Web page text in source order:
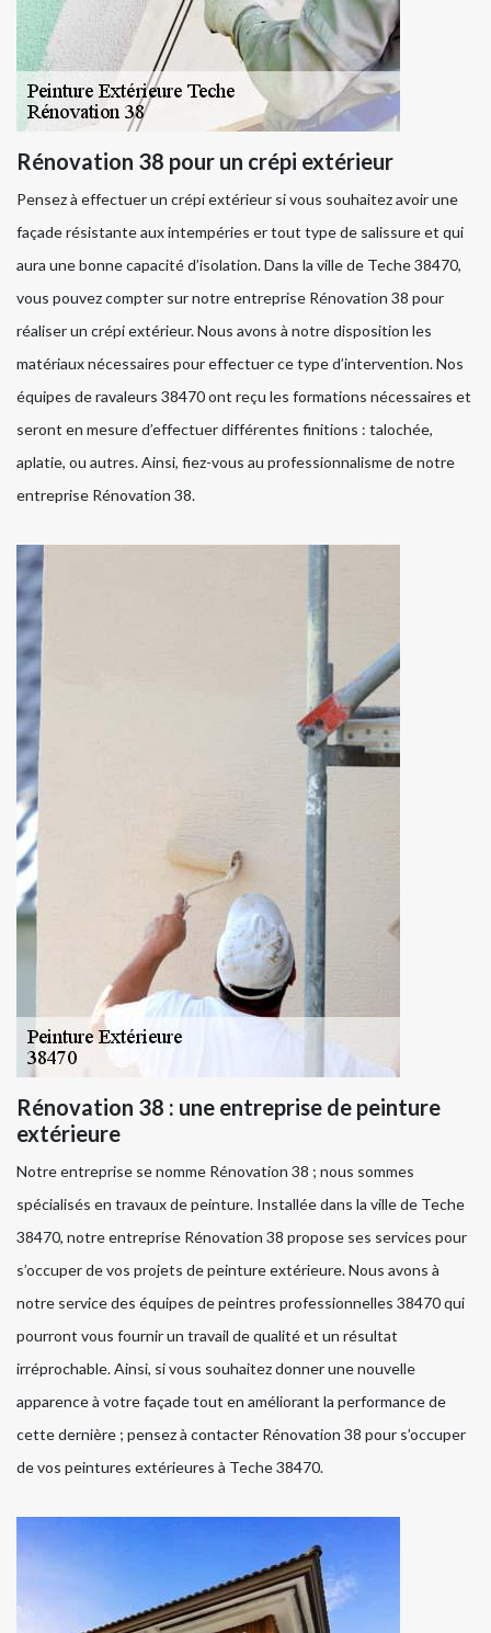
Rénovation 38 pour un crépi extérieur
Pensez à effectuer un crépi extérieur si vous souhaitez avoir une
façade résistante aux intempéries er tout type de salissure et qui
aura une bonne capacité d’isolation. Dans la ville de Teche 38470,
vous pouvez compter sur notre entreprise Rénovation 38 pour
réaliser un crépi extérieur. Nous avons à notre disposition les
matériaux nécessaires pour effectuer ce type d’intervention. Nos
équipes de ravaleurs 38470 ont reçu les formations nécessaires et
seront en mesure d’effectuer différentes finitions : talochée,
aplatie, ou autres. Ainsi, fiez-vous au professionnalisme de notre
entreprise Rénovation 38.
Rénovation 38 : une entreprise de peinture
extérieure
Notre entreprise se nomme Rénovation 38 ; nous sommes
spécialisés en travaux de peinture. Installée dans la ville de Teche
38470, notre entreprise Rénovation 38 propose ses services pour
s’occuper de vos projets de peinture extérieure. Nous avons à
notre service des équipes de peintres professionnelles 38470 qui
pourront vous fournir un travail de qualité et un résultat
irréprochable. Ainsi, si vous souhaitez donner une nouvelle
apparence à votre façade tout en améliorant la performance de
cette dernière ; pensez à contacter Rénovation 38 pour s’occuper
de vos peintures extérieures à Teche 38470.